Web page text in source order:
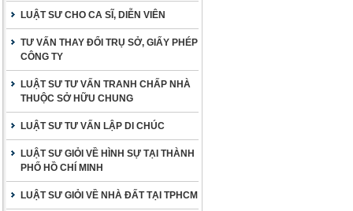
LUẬT SƯ CHO CA SĨ, DIỄN VIÊN
TƯ VẤN THAY ĐỔI TRỤ SỞ, GIẤY PHÉP
CÔNG TY
LUẬT SƯ TƯ VẤN TRANH CHẤP NHÀ
THUỘC SỞ HỮU CHUNG
LUẬT SƯ TƯ VẤN LẬP DI CHÚC
LUẬT SƯ GIỎI VỀ HÌNH SỰ TẠI THÀNH
PHỐ HỒ CHÍ MINH
LUẬT SƯ GIỎI VỀ NHÀ ĐẤT TẠI TPHCM